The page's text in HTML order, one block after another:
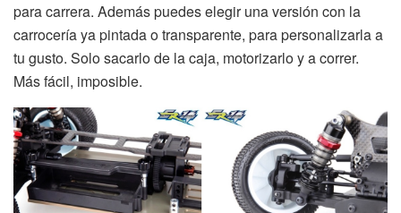
para carrera. Además puedes elegir una versión con la
carrocería ya pintada o transparente, para personalizarla a
tu gusto. Solo sacarlo de la caja, motorizarlo y a correr.
Más fácil, imposible.